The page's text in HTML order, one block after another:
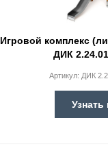
Игровой комплекс
ДИК
Артикул: ДИК
Узнать